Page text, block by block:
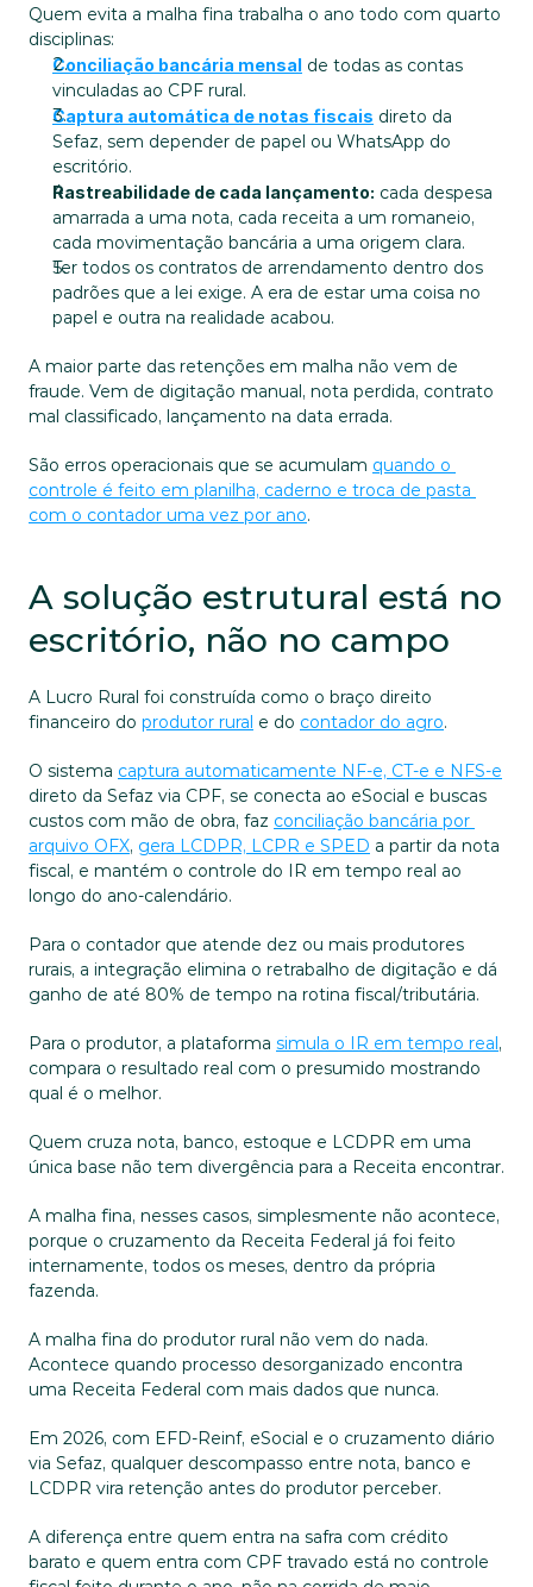
Quem evita a malha fina trabalha o ano todo com quarto
disciplinas:
Conciliação bancária mensal de todas as contas
vinculadas ao CPF rural.
Captura automática de notas fiscais direto da
Sefaz, sem depender de papel ou WhatsApp do
escritório.
Rastreabilidade de cada lançamento: cada despesa
amarrada a uma nota, cada receita a um romaneio,
cada movimentação bancária a uma origem clara.
Ter todos os contratos de arrendamento dentro dos
padrões que a lei exige. A era de estar uma coisa no
papel e outra na realidade acabou.
A maior parte das retenções em malha não vem de
fraude. Vem de digitação manual, nota perdida, contrato
mal classificado, lançamento na data errada.
São erros operacionais que se acumulam quando o
controle é feito em planilha, caderno e troca de pasta
com o contador uma vez por ano.
A solução estrutural está no
escritório, não no campo
A Lucro Rural foi construída como o braço direito
financeiro do produtor rural e do contador do agro.
O sistema captura automaticamente NF-e, CT-e e NFS-e
direto da Sefaz via CPF, se conecta ao eSocial e buscas
custos com mão de obra, faz conciliação bancária por
arquivo OFX, gera LCDPR, LCPR e SPED a partir da nota
fiscal, e mantém o controle do IR em tempo real ao
longo do ano-calendário.
Para o contador que atende dez ou mais produtores
rurais, a integração elimina o retrabalho de digitação e dá
ganho de até 80% de tempo na rotina fiscal/tributária.
Para o produtor, a plataforma simula o IR em tempo real,
compara o resultado real com o presumido mostrando
qual é o melhor.
Quem cruza nota, banco, estoque e LCDPR em uma
A malha fina, nesses casos, simplesmente não acontece,
porque o cruzamento da Receita Federal já foi feito
internamente, todos os meses, dentro da própria
fazenda.
A malha fina do produtor rural não vem do nada.
Acontece quando processo desorganizado encontra
uma Receita Federal com mais dados que nunca.
Em 2026, com EFD-Reinf, eSocial e o cruzamento diário
via Sefaz, qualquer descompasso entre nota, banco e
LCDPR vira retenção antes do produtor perceber.
A diferença entre quem entra na safra com crédito
barato e quem entra com CPF travado está no controle